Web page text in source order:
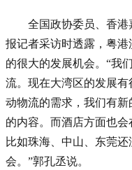
全国政协委员、香
报记者采访时透露，粤
的很大的发展机会。“我
流。现在大湾区的发展
动物流的需求，我们有
的内容。而酒店方面也
比如珠海、中山、东莞
会。”郭孔丞说。